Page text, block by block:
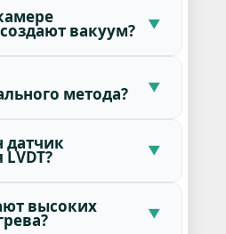
вакуум?
метода?
датчик
высоких